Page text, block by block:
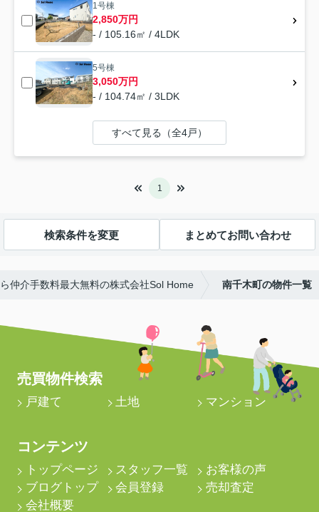
1号棟
2,850万円
- / 105.16㎡ / 4LDK
5号棟
3,050万円
- / 104.74㎡ / 3LDK
すべて見る（全4戸）
1
検索条件を変更 まとめてお問い合わせ
仲介手数料最大無料の株式会社Sol Home 南千木町の物件一覧
売買物件検索
戸建て 土地 マンション
コンテンツ
トップページ スタッフ一覧
お客様の声
ブログトップ
会員登録
売却査定
会社概要